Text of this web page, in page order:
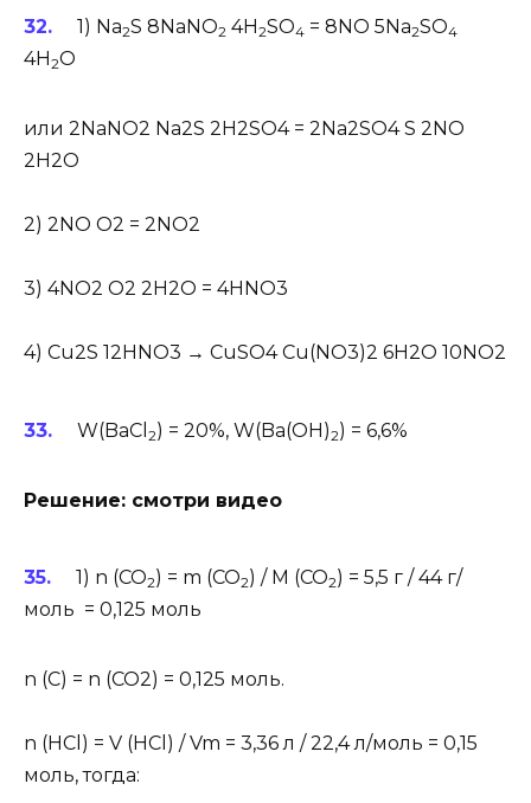
1) Na2S 8NaNO2 4H2SO4 = 8NO 5Na2SO4
4H2O
или 2NaNO2 Na2S 2H2SO4 = 2Na2SO4 S 2NO
2H2O
2) 2NO O2 = 2NO2
3) 4NO2 O2 2H2O = 4HNO3
4) Cu2S 12HNO3 → CuSO4 Cu(NO3)2 6H2O 10NO2
W(BaCl 2) = 20%, W(Ba(OH)2) = 6,6%
Решение: смотри видео
1) n (CO2) = m (CO2) / M (CO2) = 5,5 г / 44 г/
моль = 0,125 моль
n (C) = n (CO2) = 0,125 моль.
n (HCl) = V (HCl) / Vm = 3,36 л / 22,4 л/моль = 0,15
моль, тогда: